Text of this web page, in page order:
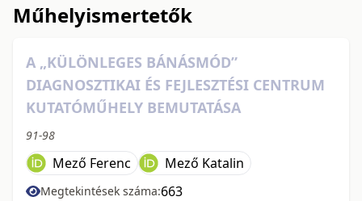
Műhelyismertetők
A „KÜLÖNLEGES BÁNÁSMÓD”
DIAGNOSZTIKAI ÉS FEJLESZTÉSI CENTRUM
KUTATÓMŰHELY BEMUTATÁSA
91-98
Mező Ferenc Mező Katalin
Megtekintések száma:663